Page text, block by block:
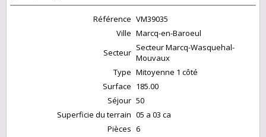
Référence VM39035
Ville Marcq-en-Baroeul
Secteur Secteur Marcq-Wasquehal-
Mouvaux
Type Mitoyenne 1 côté
Surface 185.00
Séjour 50
Superficie du terrain 05 a 03 ca
Pièces 6